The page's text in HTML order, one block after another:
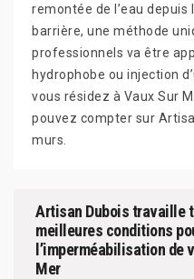
remontée de l’eau depuis
barrière, une méthode
professionnels va être
hydrophobe ou injection
vous résidez à Vaux Sur
pouvez compter sur
murs.
Artisan Dubois travaille
meilleures conditions
l’imperméabilisation de
Mer